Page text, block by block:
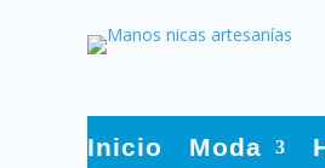
Inicio Moda